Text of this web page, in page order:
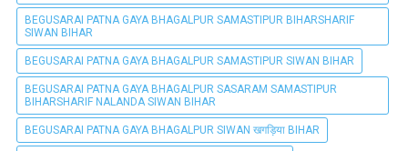
BEGUSARAI PATNA GAYA BHAGALPUR SAMASTIPUR BIHARSHARIF
SIWAN BIHAR
BEGUSARAI PATNA GAYA BHAGALPUR SAMASTIPUR SIWAN BIHAR
BEGUSARAI PATNA GAYA BHAGALPUR SASARAM SAMASTIPUR
BIHARSHARIF NALANDA SIWAN BIHAR
BEGUSARAI PATNA GAYA BHAGALPUR SIWAN खगड़िया BIHAR